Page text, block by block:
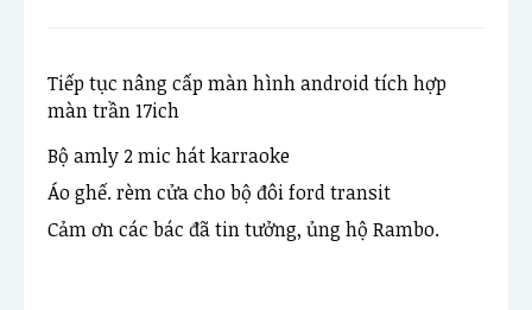
Tiếp tục nâng cấp màn hình android tích hợp
màn trần 17ich
Bộ amly 2 mic hát karraoke
Áo ghế. rèm cửa cho bộ đôi ford transit
Cảm ơn các bác đã tin tưởng, ủng hộ Rambo.